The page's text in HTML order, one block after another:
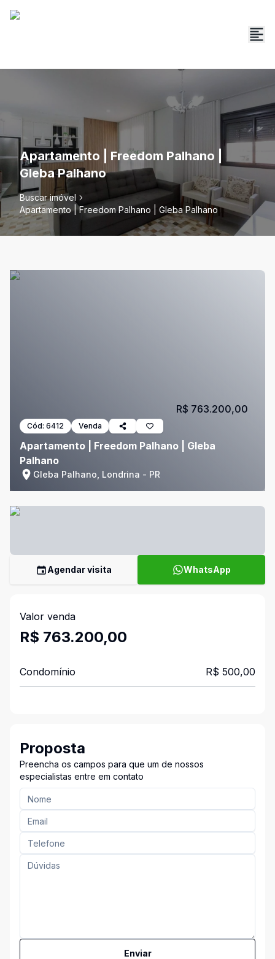
Apartamento | Freedom Palhano |
Gleba Palhano
Buscar imóvel
Apartamento | Freedom Palhano | Gleba Palhano
Cód: 6412 Venda
Apartamento | Freedom Palhano | Gleba
Palhano
Gleba Palhano, Londrina - PR
R$ 763.200,00
Agendar visita WhatsApp
Valor venda
R$ 763.200,00
Condomínio R$ 500,00
Proposta
Preencha os campos para que um de nossos
especialistas entre em contato
Enviar